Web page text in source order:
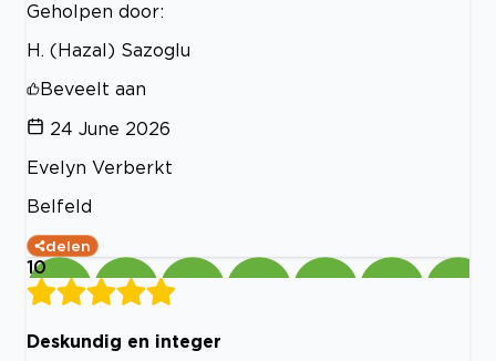
Geholpen door:
H. (Hazal) Sazoglu
Beveelt aan
24 June 2026
Evelyn Verberkt
Belfeld
delen
10
Deskundig en integer